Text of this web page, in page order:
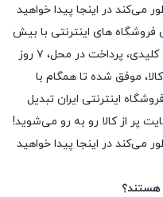
می‌کند در اینجا پیدا خواهید
فروشگاه های اینترنتی با بیش
از یک دهه تجربه، با پایبندی به سه اصل کلیدی، پرداخت در محل، ۷ روز
موفق شده تا همگام با
اینترنتی ایران تبدیل
پر از کالا رو به رو می‌شوید!
می‌کند در اینجا پیدا خواهید
هستند؟